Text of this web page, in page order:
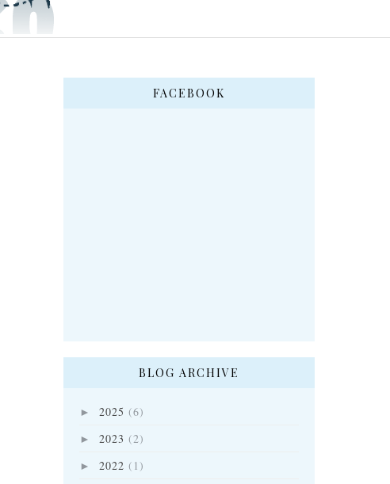
FACEBOOK
BLOG ARCHIVE
► 2025 (6)
► 2023 (2)
► 2022 (1)